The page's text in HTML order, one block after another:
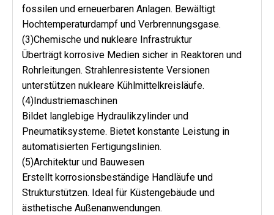
fossilen und erneuerbaren Anlagen. Bewältigt
Hochtemperaturdampf und Verbrennungsgase.
(3)Chemische und nukleare Infrastruktur
Überträgt korrosive Medien sicher in Reaktoren und
Rohrleitungen. Strahlenresistente Versionen
unterstützen nukleare Kühlmittelkreisläufe.
(4)Industriemaschinen
Bildet langlebige Hydraulikzylinder und
Pneumatiksysteme. Bietet konstante Leistung in
automatisierten Fertigungslinien.
(5)Architektur und Bauwesen
Erstellt korrosionsbeständige Handläufe und
Strukturstützen. Ideal für Küstengebäude und
ästhetische Außenanwendungen.